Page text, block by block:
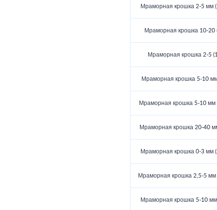
Мраморная крошка 2-5 мм
Мраморная крошка 10-20
Мраморная крошка 2-5
Мраморная крошка 5-10 мм
Мраморная крошка 5-10 мм
Мраморная крошка 20-40
Мраморная крошка 0-3 мм
Мраморная крошка 2,5-5 мм
Мраморная крошка 5-10 мм